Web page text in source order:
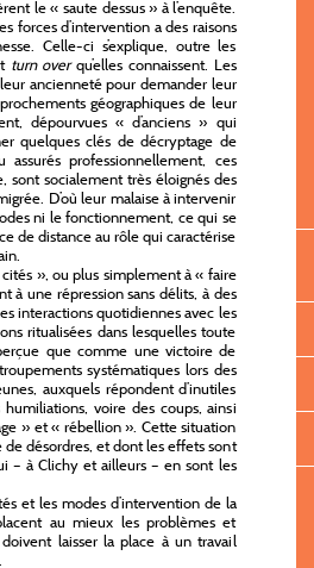
le « saute dessus » à l’enquête.
forces d’intervention a des raisons
Celle-ci s’explique, outre les
turn overqu’elles connaissent. Les
ancienneté pour demander leur
géographiques de leur
dépourvues « d’anciens » qui
quelques clés de décryptage de
professionnellement, ces
sont socialement très éloignés des
D’où leur malaise à intervenir
ni le fonctionnement, ce qui se
de distance au rôle qui caractérise
», ou plus simplement à « faire
à une répression sans délits, à des
interactions quotidiennes avec les
ritualisées dans lesquelles toute
que comme une victoire de
systématiques lors des
auxquels répondent d’inutiles
voire des coups, ainsi
» et « rébellion ». Cette situation
désordres, et dont les effets sont
– à Clichy et ailleurs – en sont les
et les modes d’intervention de la
au mieux les problèmes et
laisser la place à un travail